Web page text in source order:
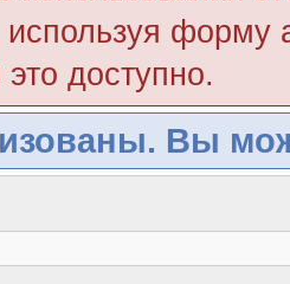
используя форму
доступно.
Вы